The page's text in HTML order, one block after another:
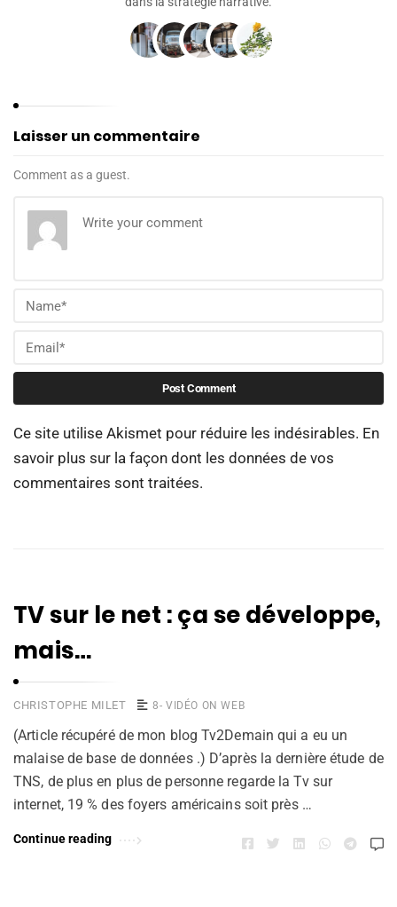
Laisser un commentaire
Comment as a guest.
Ce site utilise Akismet pour réduire les indésirables. En
savoir plus sur la façon dont les données de vos
commentaires sont traitées.
TV sur le net : ça se développe,
mais…
CHRISTOPHE MILET 8- VIDÉO ON WEB
(Article récupéré de mon blog Tv2Demain qui a eu un
malaise de base de données .) D’après la dernière étude de
TNS, de plus en plus de personne regarde la Tv sur
internet, 19 % des foyers américains soit près …
Continue reading